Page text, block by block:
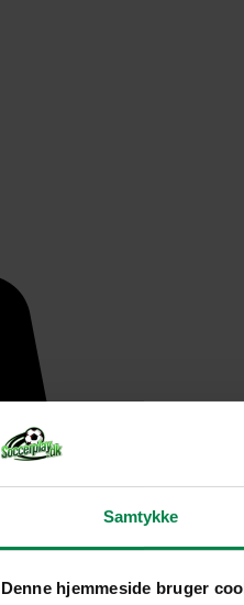
Samtykke
Denne hjemmeside bruger